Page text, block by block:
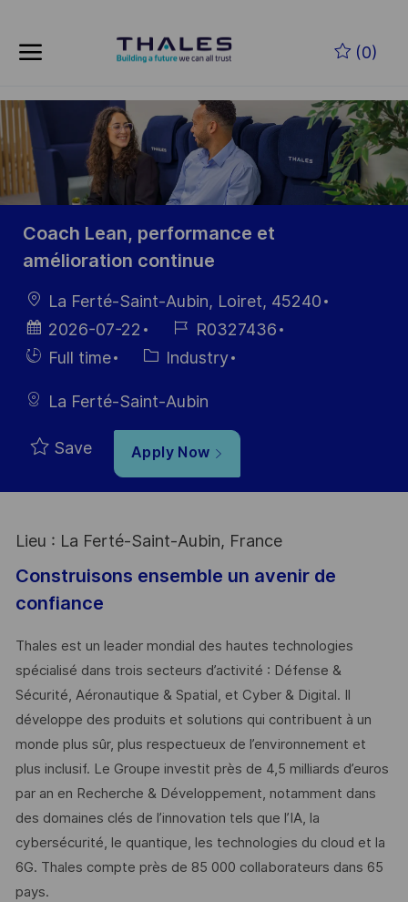
(0)
-
Coach Lean, performance et
amélioration continue
LocationLa Ferté-Saint-Aubin, Loiret, 45240
Posted
Date
2026-07-22
Job
Id
R0327436
HiringFull time Category
Industry
La Ferté-Saint-Aubin
Save Apply Now
Lieu : La Ferté-Saint-Aubin, France
Construisons ensemble un avenir de
confiance
Thales est un leader mondial des hautes technologies
spécialisé dans trois secteurs d’activité : Défense &
Sécurité, Aéronautique & Spatial, et Cyber & Digital. Il
développe des produits et solutions qui contribuent à un
monde plus sûr, plus respectueux de l’environnement et
plus inclusif. Le Groupe investit près de 4,5 milliards d’euros
par an en Recherche & Développement, notamment dans
des domaines clés de l’innovation tels que l’IA, la
cybersécurité, le quantique, les technologies du cloud et la
6G. Thales compte près de 85 000 collaborateurs dans 65
pays. ​